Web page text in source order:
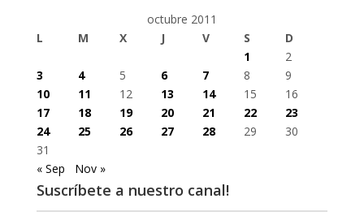
octubre 2011
L
M X J V S
D
1
2
3
4 5 6 7 8
9
10
11 12 13 14 15
16
17
18 19 20 21 22
23
24
25 26 27 28 29
30
31
« Sep
Nov »
Suscríbete a nuestro canal!